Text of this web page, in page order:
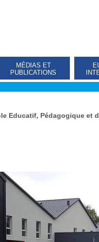
MÉDIAS ET
PUBLICATIONS
Educatif, Pédagogique et